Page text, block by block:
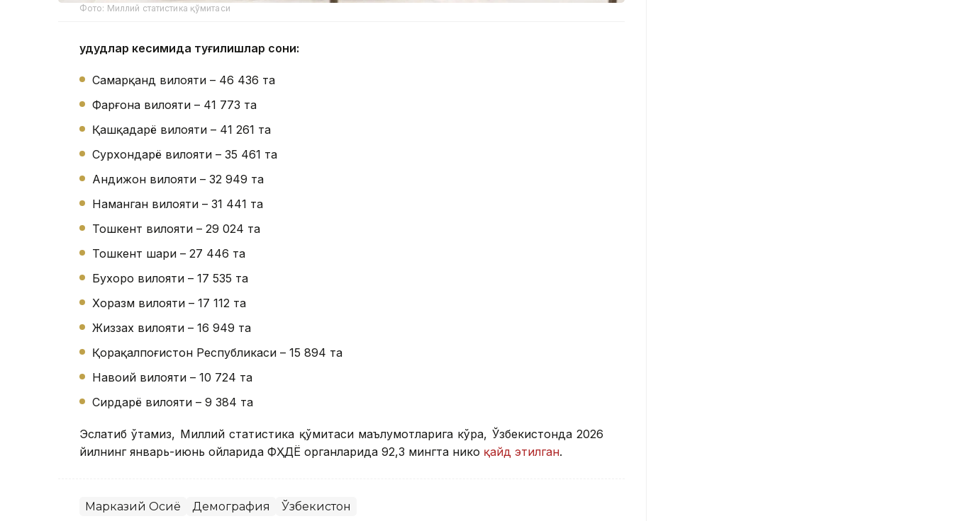
Фото: Миллий статистика қўмитаси
Ҳудудлар кесимида туғилишлар сони:
Самарқанд вилояти – 46 436 та
Фарғона вилояти – 41 773 та
Қашқадарё вилояти – 41 261 та
Сурхондарё вилояти – 35 461 та
Андижон вилояти – 32 949 та
Наманган вилояти – 31 441 та
Тошкент вилояти – 29 024 та
Тошкент шаҳри – 27 446 та
Бухоро вилояти – 17 535 та
Хоразм вилояти – 17 112 та
Жиззах вилояти – 16 949 та
Қорақалпоғистон Республикаси – 15 894 та
Навоий вилояти – 10 724 та
Сирдарё вилояти – 9 384 та
Эслатиб ўтамиз, Миллий статистика қўмитаси маълумотларига кўра, Ўзбекистонда 2026
йилнинг январь-июнь ойларида ФҲДЁ органларида 92,3 мингта никоҳ қайд этилган.
Марказий Осиё Демография Ўзбекистон